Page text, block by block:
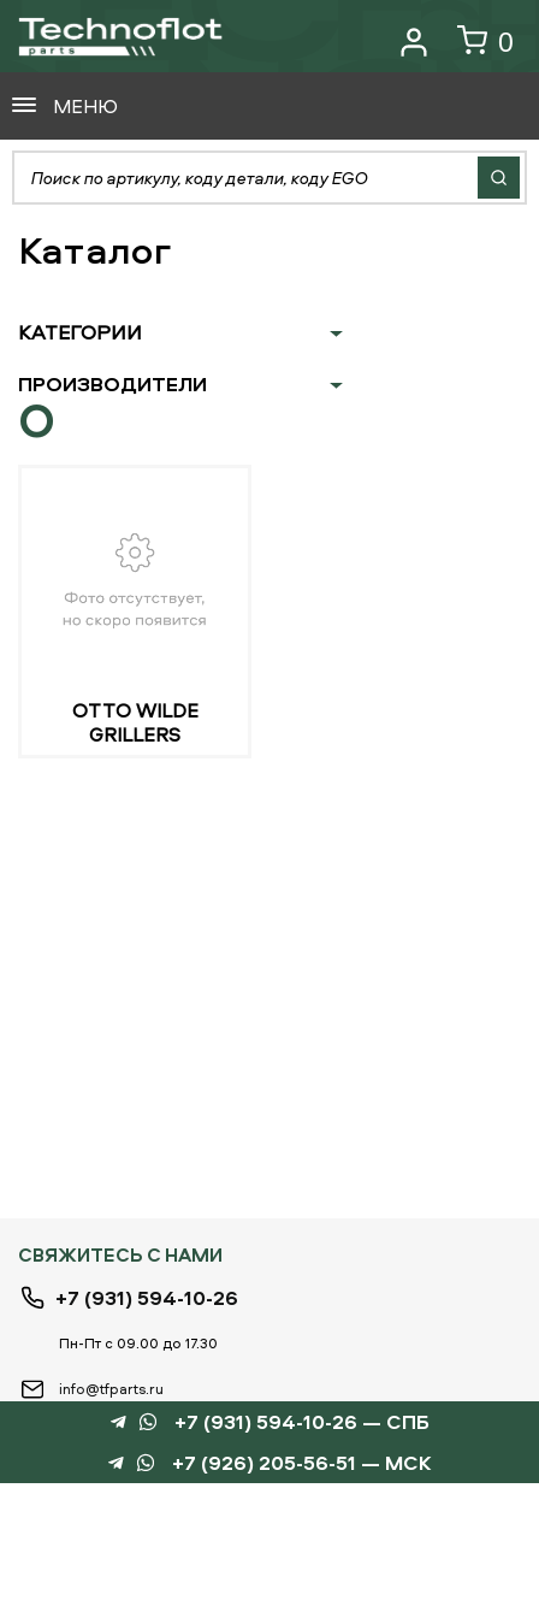
0
МЕНЮ
Каталог
КАТЕГОРИИ
ПРОИЗВОДИТЕЛИ
O
OTTO WILDE
GRILLERS
СВЯЖИТЕСЬ С НАМИ
+7 (931) 594-10-26
Пн-Пт с 09.00 до 17.30
info@tfparts.ru
ТЕХНОБОКС
+7 (931) 594-10-26 — СПБ
+7 (926) 205-56-51 — МСК